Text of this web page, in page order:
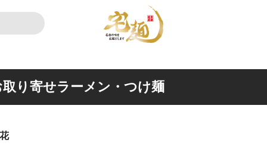
り寄せラーメン・つけ麺